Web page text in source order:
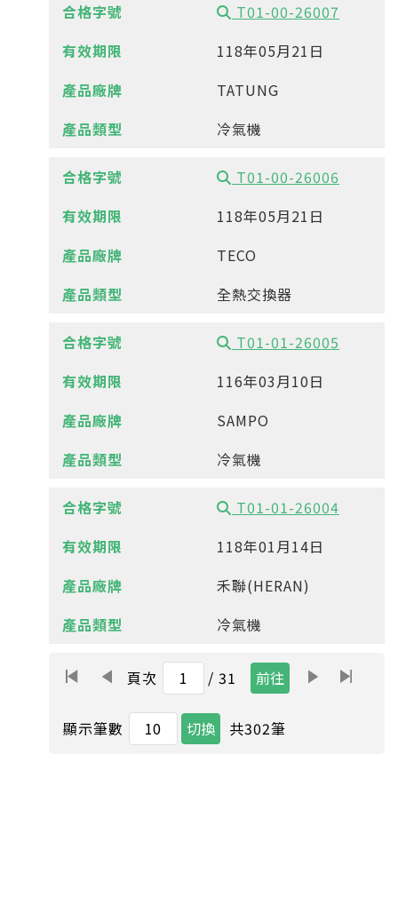
T01-00-26007
118年05月21日
TATUNG
冷氣機
T01-00-26006
118年05月21日
TECO
全熱交換器
T01-01-26005
116年03月10日
SAMPO
冷氣機
T01-01-26004
118年01月14日
禾聯(HERAN)
冷氣機
頁次 / 31
顯示筆數 共302筆